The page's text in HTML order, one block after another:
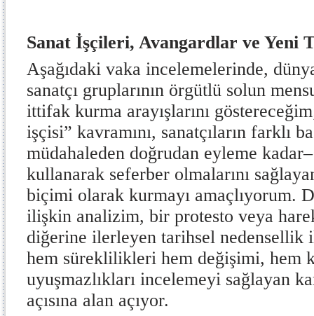
Sanat İşçileri, Avangardlar ve Yeni
Aşağıdaki vaka incelemelerinde,
sanatçı gruplarının örgütlü solun
ittifak kurma arayışlarını
işçisi” kavramını, sanatçıların farklı
müdahaleden doğrudan eyleme
kullanarak seferber olmalarını
biçimi olarak kurmayı amaçlıyorum.
ilişkin analizim, bir protesto veya
diğerine ilerleyen tarihsel nedensellik
hem süreklilikleri hem değişimi, hem
uyuşmazlıkları incelemeyi sağlayan
açısına alan açıyor.